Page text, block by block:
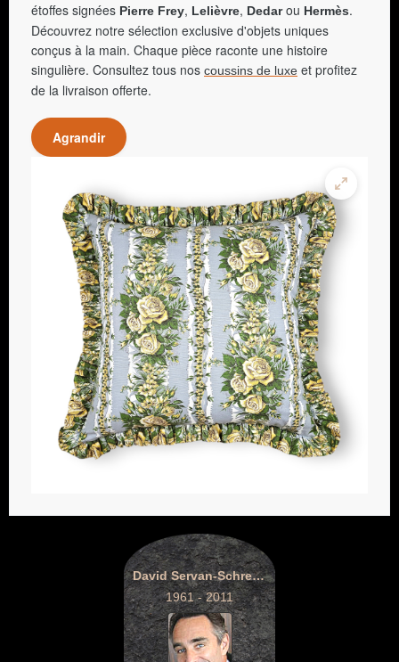
étoffes signées Pierre Frey, Lelièvre, Dedarou Hermès.
Découvrez notre sélection exclusive d'objets uniques
conçus à la main. Chaque pièce raconte une histoire
singulière. Consultez tous nos coussins de luxe et profitez
de la livraison offerte.
Agrandir
David Servan-Schreiber
1961 - 2011